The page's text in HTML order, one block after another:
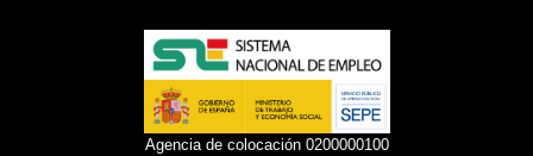
Agencia de colocación 0200000100